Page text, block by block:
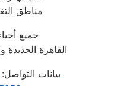
مناطق
جميع
القاهرة الجديدة
📞 بيانات